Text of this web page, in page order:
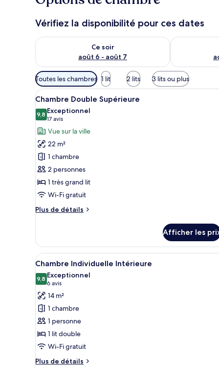
y
r
s
Vérifiez la disponibilité pour ces dates
Ce soir
août 6 - août 7
Vérifier la disponibilité pour ce soir août 6 - août 7
Vérifier la
Filtres
disponibles
pour
les
chambres
Toutes les chambres 1 lit 2 lits 3 lits ou plus
Afficher
toutes
les
photos
pour
ce
type
de
chambre :
Chambre
Double
Une chambre d’hôtel avec
11
Chambre Double Supérieure
9,89,8 sur 10
Exceptionnel
17 avis
(17 avis)
Vue sur la ville
22 m²
1 chambre
2 personnes
1 très grand lit
Wi-Fi gratuit
Plus de détails
Plus
Chambre
Double
Supérieure
Afficher les
Afficher
toutes
les
photos
pour
ce
type
de
chambre :
Chambre
Une chambre d’hôtel avec
4
Chambre Individuelle Intérieure
9,89,8 sur 10
Exceptionnel
6 avis
(6 avis)
14 m²
1 chambre
1 personne
1 lit double
Wi-Fi gratuit
Plus de détails
Plus